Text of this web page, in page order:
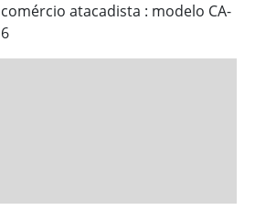
comércio atacadista : modelo CA-
6